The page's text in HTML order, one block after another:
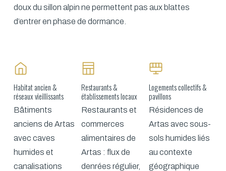
doux du sillon alpin ne permettent pas aux blattes
d’entrer en phase de dormance.
Habitat ancien &
réseaux vieillissants
Bâtiments
anciens de Artas
avec caves
humides et
canalisations
Restaurants &
établissements locaux
Restaurants et
commerces
alimentaires de
Artas : flux de
denrées régulier,
Logements collectifs &
pavillons
Résidences de
Artas avec sous-
sols humides liés
au contexte
géographique